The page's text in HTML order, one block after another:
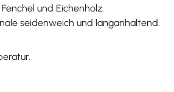
und Eichenholz.
seidenweich und langanhaltend.